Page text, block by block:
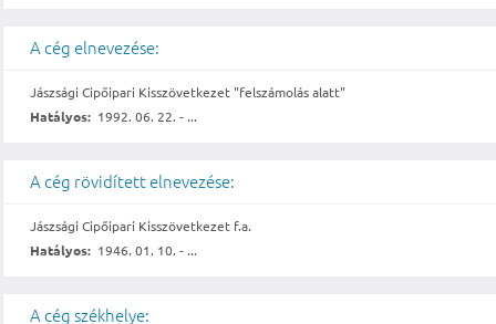
A cég elnevezése:
Jászsági Cipőipari Kisszövetkezet "felszámolás alatt"
Hatályos: 1992. 06. 22. - ...
A cég rövidített elnevezése:
Jászsági Cipőipari Kisszövetkezet f.a.
Hatályos: 1946. 01. 10. - ...
A cég székhelye: